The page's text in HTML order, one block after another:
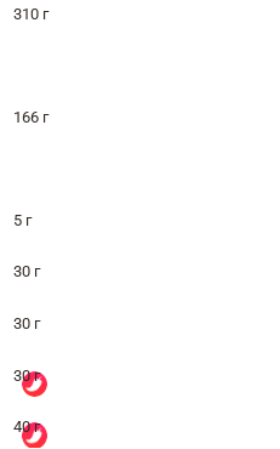
310 г
166 г
5 г
30 г
30 г
30 г
40 г